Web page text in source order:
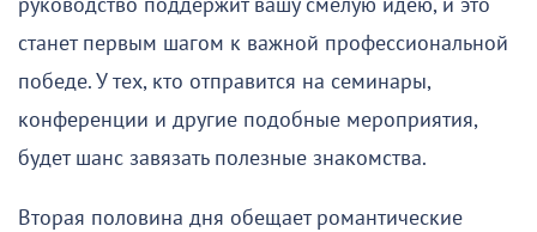
руководство поддержит вашу смелую идею, и это
станет первым шагом к важной профессиональной
победе. У тех, кто отправится на семинары,
конференции и другие подобные мероприятия,
будет шанс завязать полезные знакомства.
Вторая половина дня обещает романтические